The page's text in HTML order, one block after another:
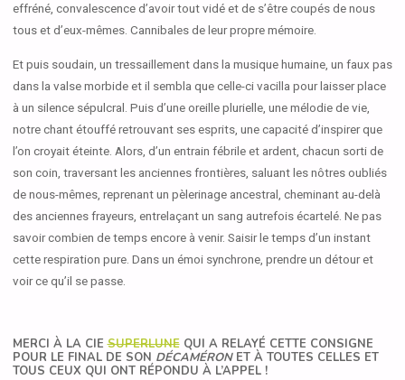
effréné, convalescence d’avoir tout vidé et de s’être coupés de nous
tous et d’eux-mêmes. Cannibales de leur propre mémoire.
Et puis soudain, un tressaillement dans la musique humaine, un faux pas
dans la valse morbide et il sembla que celle-ci vacilla pour laisser place
à un silence sépulcral. Puis d’une oreille plurielle, une mélodie de vie,
notre chant étouffé retrouvant ses esprits, une capacité d’inspirer que
l’on croyait éteinte. Alors, d’un entrain fébrile et ardent, chacun sorti de
son coin, traversant les anciennes frontières, saluant les nôtres oubliés
de nous-mêmes, reprenant un pèlerinage ancestral, cheminant au-delà
des anciennes frayeurs, entrelaçant un sang autrefois écartelé. Ne pas
savoir combien de temps encore à venir. Saisir le temps d’un instant
cette respiration pure. Dans un émoi synchrone, prendre un détour et
voir ce qu’il se passe.
MERCI À LA CIESUPERLUNE QUI A RELAYÉ CETTE CONSIGNE
POUR LE FINAL DE SON DÉCAMÉRONET À TOUTES CELLES ET
TOUS CEUX QUI ONT RÉPONDU À L’APPEL !